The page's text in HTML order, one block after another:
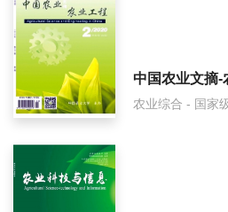
农机化研究怎么样？
农机化研究面费如何收取？
农机化研究是什么级别刊物？
农机化研究审稿要多久？
农机化研究是国家级期刊吗？
中国农业文摘-
农业综合 - 国家